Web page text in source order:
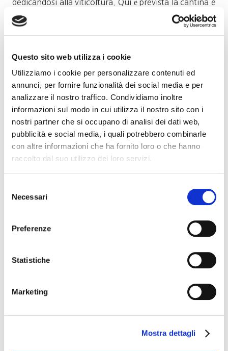
Questo sito web utilizza i cookie
Utilizziamo i cookie per personalizzare contenuti ed
annunci, per fornire funzionalità dei social media e per
analizzare il nostro traffico. Condividiamo inoltre
informazioni sul modo in cui utilizza il nostro sito con i
nostri partner che si occupano di analisi dei dati web,
pubblicità e social media, i quali potrebbero combinarle
con altre informazioni che ha fornito loro o che hanno
raccolto dal suo utilizzo dei loro servizi.
delNecessari
Preferenze
Statistiche
Marketing
Mostra dettagli
dedicandosi alla viticoltura. Qui è prevista la cantina e
il pranzo presso l’agriturismo aziendale, con i vini in
Il menu:
Piccolo Flan di Topinambur in bagna cauda
Piatto di Mocetta, cipolle caramellate e Salignon
Tagliolini con ragù di selvaggina
Rollè di Maialino Valdostano con crema di patate e
I vini in abbinamento:
Valle d’Aosta DOP Gamay